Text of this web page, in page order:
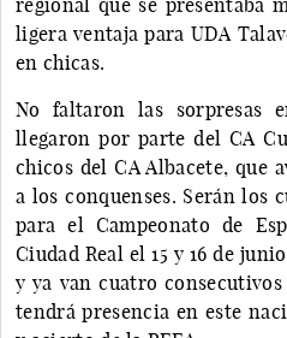
ligera ventaja para UDA
en chicas.
No faltaron las sorpresas
llegaron por parte del CA
chicos del CA Albacete, que
a los conquenses. Serán los
para el Campeonato de
Ciudad Real el 15 y 16 de
y ya van cuatro
tendrá presencia en este